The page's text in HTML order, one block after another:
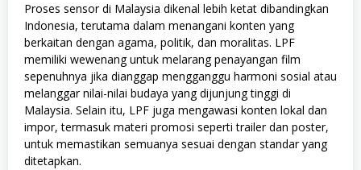
Proses sensor di Malaysia dikenal lebih ketat dibandingkan
Indonesia, terutama dalam menangani konten yang
berkaitan dengan agama, politik, dan moralitas. LPF
memiliki wewenang untuk melarang penayangan film
sepenuhnya jika dianggap mengganggu harmoni sosial atau
melanggar nilai-nilai budaya yang dijunjung tinggi di
Malaysia. Selain itu, LPF juga mengawasi konten lokal dan
impor, termasuk materi promosi seperti trailer dan poster,
untuk memastikan semuanya sesuai dengan standar yang
ditetapkan.